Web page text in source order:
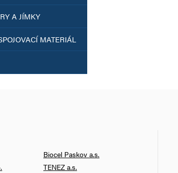
A JÍMKY
MATERIÁL
Biocel Paskov a.s.
TENEZ a.s.